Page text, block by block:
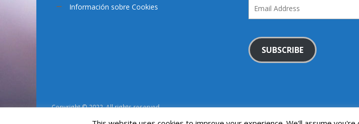
Información sobre Cookies
Address
SUBSCRIBE
Copyright © 2022. All rights reserved.